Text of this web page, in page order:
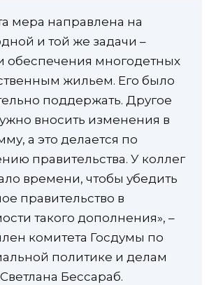
мера направлена на
и той же задачи –
обеспечения многодетных
жильем. Его было
поддержать. Другое
вносить изменения в
а это делается по
правительства. У коллег
времени, чтобы убедить
правительство в
такого дополнения», –
комитета Госдумы по
политике и делам
Бессараб.